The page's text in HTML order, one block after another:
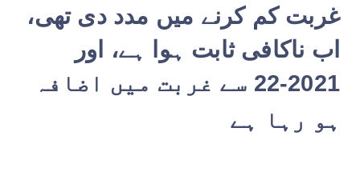
غربت کم کرنے میں مدد دی تھی،
اب ناکافی ثابت ہوا ہے، اور
2021-22 سے غربت میں اضافہ
ہو رہا ہے